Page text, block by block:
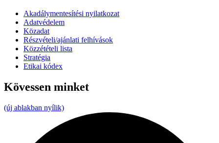
Akadálymentesítési nyilatkozat
Adatvédelem
Közadat
Részvételi/ajánlati felhívások
Közzétételi lista
Stratégia
Etikai kódex
Kövessen minket
(új ablakban nyílik)